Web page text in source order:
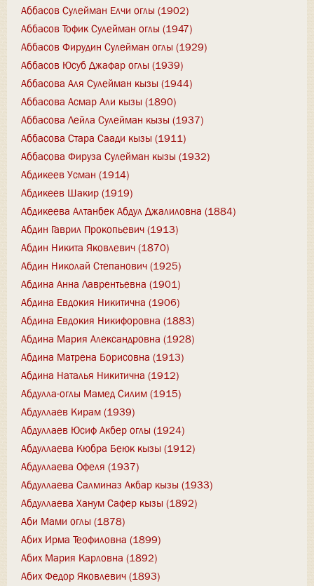
Аббасов Сулейман Елчи оглы (1902)
Аббасов Тофик Сулейман оглы (1947)
Аббасов Фирудин Сулейман оглы (1929)
Аббасов Юсуб Джафар оглы (1939)
Аббасова Аля Сулейман кызы (1944)
Аббасова Асмар Али кызы (1890)
Аббасова Лейла Сулейман кызы (1937)
Аббасова Стара Саади кызы (1911)
Аббасова Фируза Сулейман кызы (1932)
Абдикеев Усман (1914)
Абдикеев Шакир (1919)
Абдикеева Алтанбек Абдул Джалиловна (1884)
Абдин Гаврил Прокопьевич (1913)
Абдин Никита Яковлевич (1870)
Абдин Николай Степанович (1925)
Абдина Анна Лаврентьевна (1901)
Абдина Евдокия Никитична (1906)
Абдина Евдокия Никифоровна (1883)
Абдина Мария Александровна (1928)
Абдина Матрена Борисовна (1913)
Абдина Наталья Никитична (1912)
Абдулла-оглы Мамед Силим (1915)
Абдуллаев Кирам (1939)
Абдуллаев Юсиф Акбер оглы (1924)
Абдуллаева Кюбра Беюк кызы (1912)
Абдуллаева Офеля (1937)
Абдуллаева Салминаз Акбар кызы (1933)
Абдуллаева Ханум Сафер кызы (1892)
Аби Мами оглы (1878)
Абих Ирма Теофиловна (1899)
Абих Мария Карловна (1892)
Абих Федор Яковлевич (1893)